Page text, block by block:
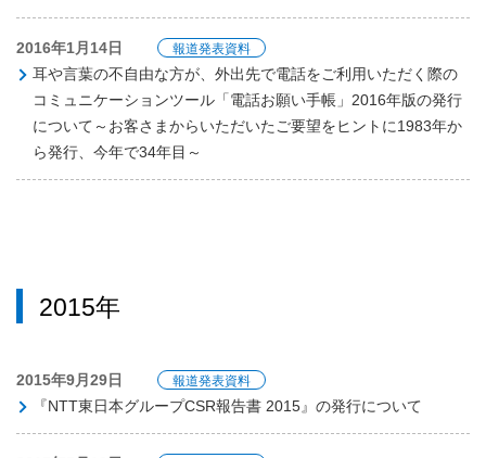
2016年1月14日 報道発表資料
耳や言葉の不自由な方が、外出先で電話をご利用いただく際の
コミュニケーションツール「電話お願い手帳」2016年版の発行
について～お客さまからいただいたご要望をヒントに1983年か
ら発行、今年で34年目～
2015年
2015年9月29日 報道発表資料
『NTT東日本グループCSR報告書 2015』の発行について